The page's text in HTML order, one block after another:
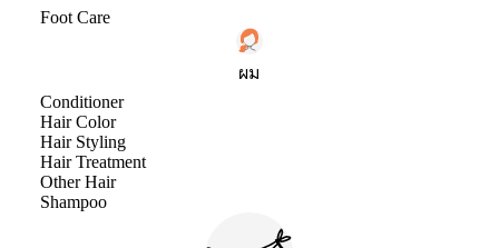
Foot Care
ผม
Conditioner
Hair Color
Hair Styling
Hair Treatment
Other Hair
Shampoo